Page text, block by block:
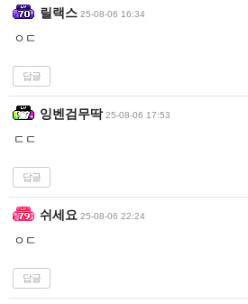
릴랙스 25-08-06 16:34
ㅇㄷ
답글
잉벤검무딱 25-08-06 17:53
ㄷㄷ
답글
쉬세요 25-08-06 22:24
ㅇㄷ
답글